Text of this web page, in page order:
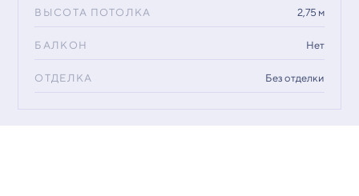
ВЫСОТА ПОТОЛКА 2,75 м
БАЛКОН Нет
ОТДЕЛКА Без отделки